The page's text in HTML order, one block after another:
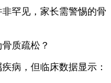
罕见，家长需警惕的骨
质疏松？
病，但临床数据显示：